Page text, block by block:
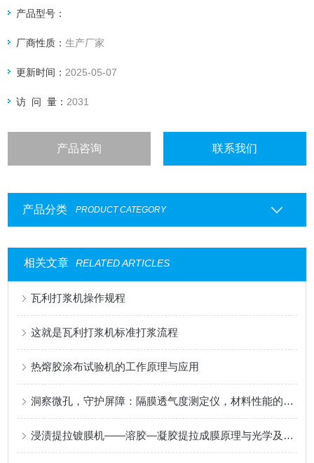
产品型号：
厂商性质：生产厂家
更新时间： 2025-05-07
访 问 量： 2031
产品咨询 联系我们
产品分类 PRODUCT CATEGORY
相关文章 RELATED ARTICLES
瓦利打浆机操作规程
这就是瓦利打浆机标准打浆流程
热熔胶涂布试验机的工作原理与应用
洞察微孔，守护屏障：隔膜透气度测定仪，材料性能的精密标尺
浸渍提拉镀膜机——溶胶—凝胶提拉成膜原理与光学及功能涂层应用